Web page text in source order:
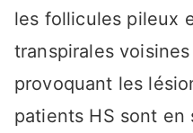
les follicules pileux
transpirales
provoquant les
patients HS sont en